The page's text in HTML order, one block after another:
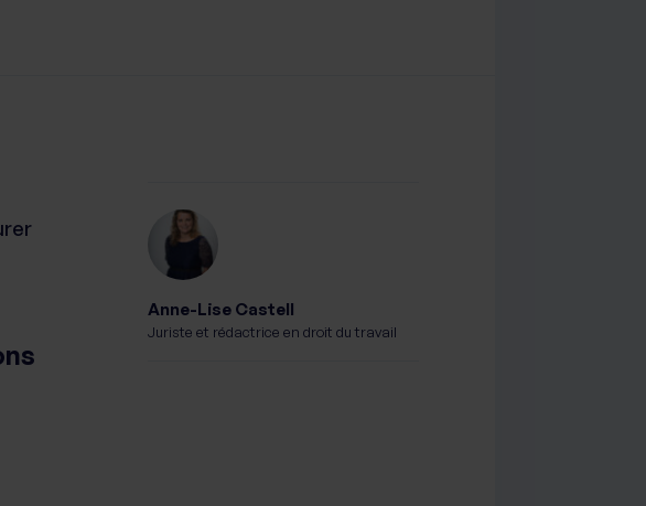
Anne-Lise Castell
Juriste et rédactrice en droit du travail